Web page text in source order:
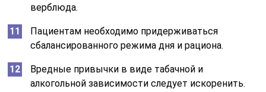
верблюда.
Пациентам необходимо придерживаться
сбалансированного режима дня и рациона.
Вредные привычки в виде табачной и
алкогольной зависимости следует искоренить.